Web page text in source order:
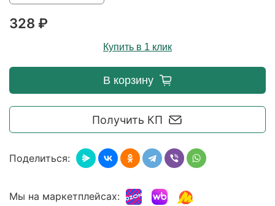
328 ₽
Купить в 1 клик
Получить КП
В корзину
Поделиться:
Мы на маркетплейсах: